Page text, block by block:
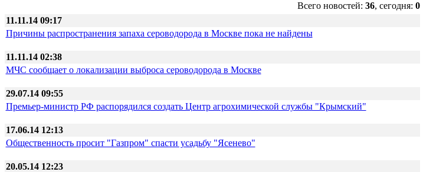
Всего новостей: 36, сегодня: 0
11.11.14 09:17
Причины распространения запаха сероводорода в Москве пока не найдены
11.11.14 02:38
МЧС сообщает о локализации выброса сероводорода в Москве
29.07.14 09:55
Премьер-министр РФ распорядился создать Центр агрохимической службы "Крымский"
17.06.14 12:13
Общественность просит "Газпром" спасти усадьбу "Ясенево"
20.05.14 12:23